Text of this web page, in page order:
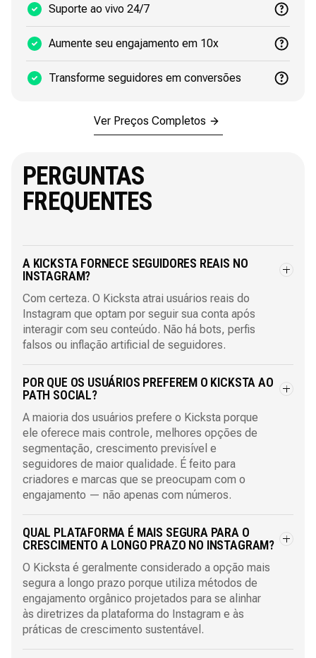
Suporte ao vivo 24/7
Aumente seu engajamento em 10x
Transforme seguidores em conversões
Ver Preços Completos
PERGUNTAS
FREQUENTES
A KICKSTA FORNECE SEGUIDORES REAIS NO
INSTAGRAM?
Com certeza. O Kicksta atrai usuários reais do
Instagram que optam por seguir sua conta após
interagir com seu conteúdo. Não há bots, perfis
falsos ou inflação artificial de seguidores.
POR QUE OS USUÁRIOS PREFEREM O KICKSTA AO
PATH SOCIAL?
A maioria dos usuários prefere o Kicksta porque
ele oferece mais controle, melhores opções de
segmentação, crescimento previsível e
seguidores de maior qualidade. É feito para
criadores e marcas que se preocupam com o
engajamento — não apenas com números.
QUAL PLATAFORMA É MAIS SEGURA PARA O
CRESCIMENTO A LONGO PRAZO NO INSTAGRAM?
O Kicksta é geralmente considerado a opção mais
segura a longo prazo porque utiliza métodos de
engajamento orgânico projetados para se alinhar
às diretrizes da plataforma do Instagram e às
práticas de crescimento sustentável.